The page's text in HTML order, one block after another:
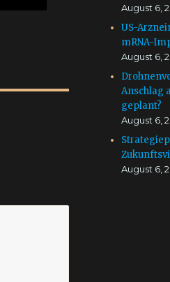
August 6,
US-
mRNA-
August 6,
Anschlag
geplant?
August 6,
August 6,